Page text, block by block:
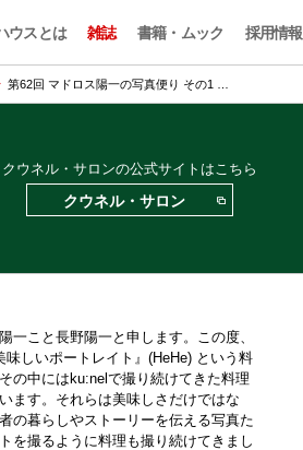
ウスとは 雑誌 書籍・ムック 採用情報
第62回 マドロス陽一の写真便り その1 …
クウネル・サロンの公式サイトはこちら
クウネル・サロン
一こと長野陽一と申します。この度、
しいポートレイト』(HeHe) という料
の中にはku:nelで撮り続けてきた料理
ます。それらは美味しさだけではな
の暮らしやストーリーを伝える写真た
を撮るように料理も撮り続けてきまし